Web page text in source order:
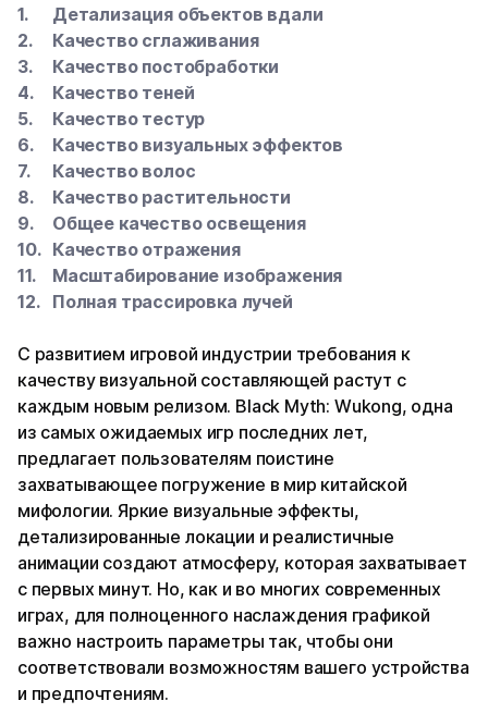
Детализация объектов вдали
Качество сглаживания
Качество постобработки
Качество теней
Качество тестур
Качество визуальных эффектов
Качество волос
Качество растительности
Общее качество освещения
Качество отражения
Масштабирование изображения
Полная трассировка лучей
С развитием игровой индустрии требования к
качеству визуальной составляющей растут с
каждым новым релизом. Black Myth: Wukong, одна
из самых ожидаемых игр последних лет,
предлагает пользователям поистине
захватывающее погружение в мир китайской
мифологии. Яркие визуальные эффекты,
детализированные локации и реалистичные
анимации создают атмосферу, которая захватывает
с первых минут. Но, как и во многих современных
играх, для полноценного наслаждения графикой
важно настроить параметры так, чтобы они
соответствовали возможностям вашего устройства
и предпочтениям.